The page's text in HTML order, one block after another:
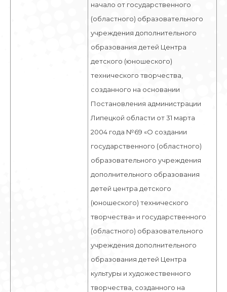
начало от государственного
(областного) образовательного
учреждения дополнительного
образования детей Центра
детского (юношеского)
технического творчества,
созданного на основании
Постановления администрации
Липецкой области от 31 марта
2004 года №69 «О создании
государственного (областного)
образовательного учреждения
дополнительного образования
детей центра детского
(юношеского) технического
творчества» и государственного
(областного) образовательного
учреждения дополнительного
образования детей Центра
культуры и художественного
творчества, созданного на